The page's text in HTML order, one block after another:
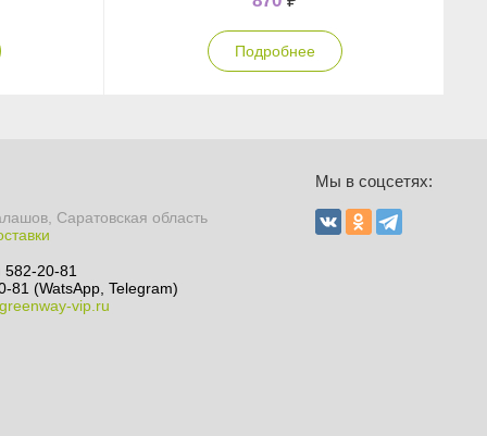
Подробнее
Саратовская область
582-20-81
81 (WatsApp, Telegram)
vip.ru
Мы в соцсетях: